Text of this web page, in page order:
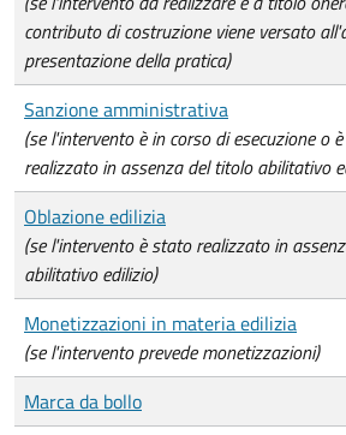
contributo di costruzione viene versato
presentazione della pratica)
Sanzione amministrativa
(se l'intervento è in corso di esecuzione o
realizzato in assenza del titolo abilitativo
Oblazione edilizia
(se l'intervento è stato realizzato in
abilitativo edilizio)
Monetizzazioni in materia edilizia
(se l'intervento prevede monetizzazioni)
Marca da bollo